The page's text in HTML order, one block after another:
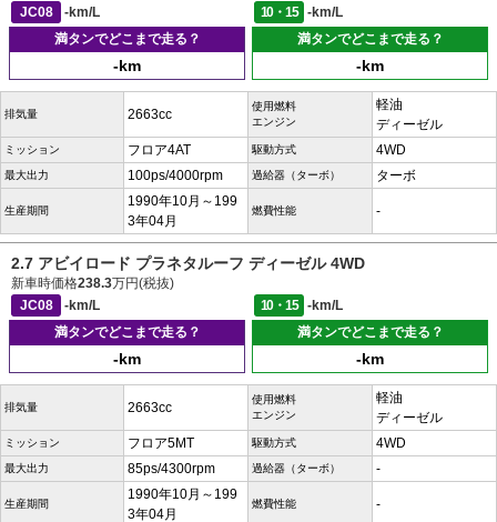
JC08
-km/L 10・15
-km/L
満タンでどこまで走る？
-km
満タンでどこまで走る？
-km
排気量 2663cc
使用燃料
エンジン
軽油
ディーゼル
ミッション フロア4AT 駆動方式 4WD
最大出力 100ps/4000rpm 過給器（ターボ） ターボ
生産期間
1990年10月～199
3年04月
燃費性能 -
2.7 アビイロード プラネタルーフ ディーゼル 4WD
新車時価格238.3万円(税抜)
JC08
-km/L 10・15
-km/L
満タンでどこまで走る？
-km
満タンでどこまで走る？
-km
排気量 2663cc
使用燃料
エンジン
軽油
ディーゼル
ミッション フロア5MT 駆動方式 4WD
最大出力 85ps/4300rpm 過給器（ターボ） -
生産期間
1990年10月～199
3年04月
燃費性能 -